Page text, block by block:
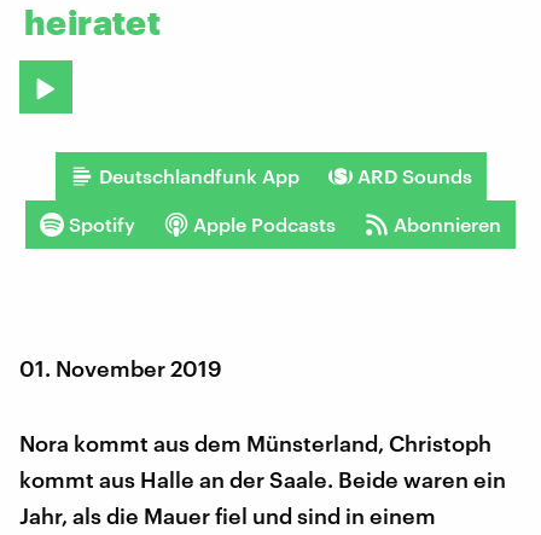
heiratet
Deutschlandfunk App ARD Sounds
Spotify Apple Podcasts Abonnieren
01. November 2019
Nora kommt aus dem Münsterland, Christoph
kommt aus Halle an der Saale. Beide waren ein
Jahr, als die Mauer fiel und sind in einem